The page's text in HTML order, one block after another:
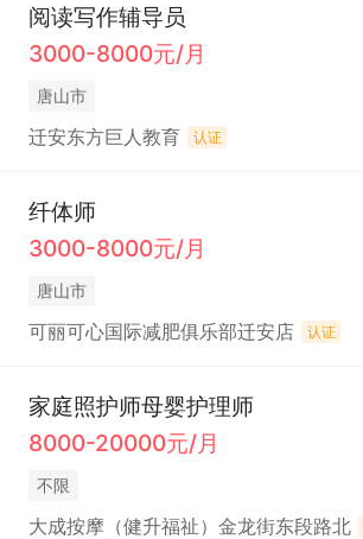
阅读写作辅导员
3000-8000元/月
唐山市
迁安东方巨人教育 认证
纤体师
3000-8000元/月
唐山市
可丽可心国际减肥俱乐部迁安店 认证
家庭照护师母婴护理师
8000-20000元/月
不限
大成按摩（健升福祉）金龙街东段路北